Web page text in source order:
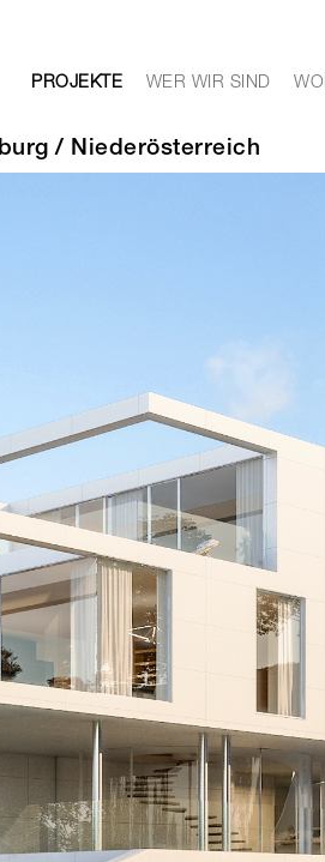
PROJEKTE WER WIR SIND
/ Niederösterreich